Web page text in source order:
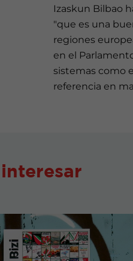
Izaskun Bilbao
"que es una
regiones
en el
sistemas como
referencia en